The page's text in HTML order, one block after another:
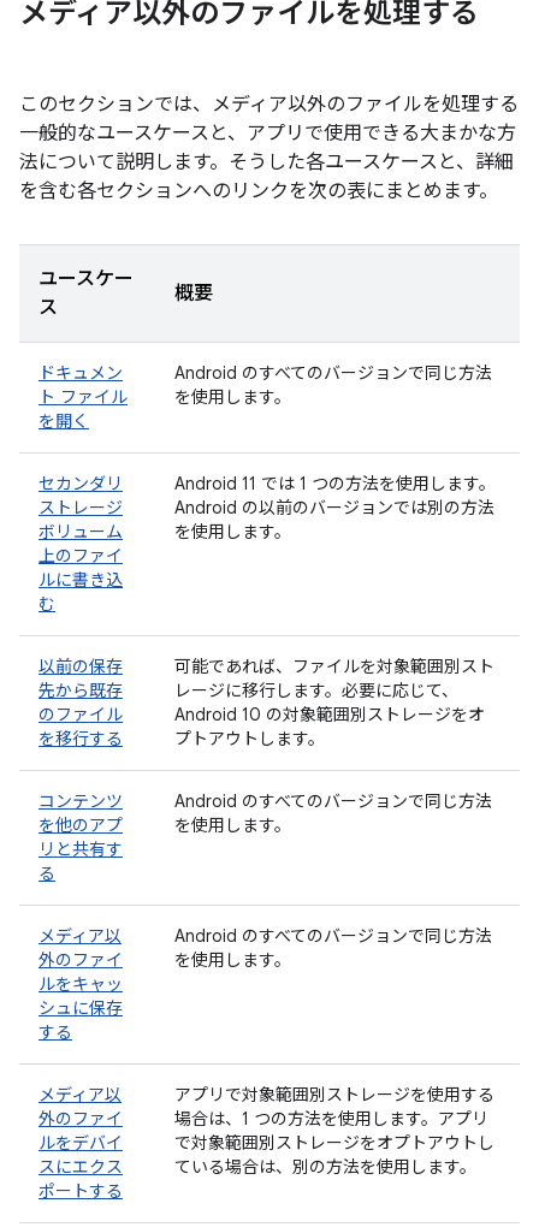
メディア以外のファイルを処理する
このセクションでは、メディア以外のファイルを処理する
一般的なユースケースと、アプリで使用できる大まかな方
法について説明します。そうした各ユースケースと、詳細
を含む各セクションへのリンクを次の表にまとめます。
ユースケー
ス
概要
ドキュメン
ト ファイル
を開く
Android のすべてのバージョンで同じ方法
を使用します。
セカンダリ
ストレージ
ボリューム
上のファイ
ルに書き込
む
Android 11 では 1 つの方法を使用します。
Android の以前のバージョンでは別の方法
を使用します。
以前の保存
先から既存
のファイル
を移行する
可能であれば、ファイルを対象範囲別スト
レージに移行します。必要に応じて、
Android 10 の対象範囲別ストレージをオ
プトアウトします。
コンテンツ
を他のアプ
リと共有す
る
Android のすべてのバージョンで同じ方法
を使用します。
メディア以
外のファイ
ルをキャッ
シュに保存
する
Android のすべてのバージョンで同じ方法
を使用します。
メディア以
外のファイ
ルをデバイ
スにエクス
ポートする
アプリで対象範囲別ストレージを使用する
場合は、1 つの方法を使用します。アプリ
で対象範囲別ストレージをオプトアウトし
ている場合は、別の方法を使用します。